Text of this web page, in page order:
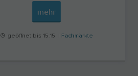
mehr
geöffnet bis 15:15 | Fachmärkte